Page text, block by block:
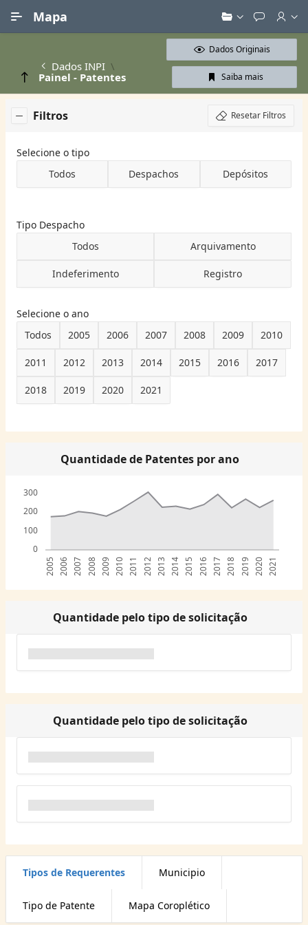
Mapa
Dados INPI
Painel - Patentes
Dados Originais
Saiba mais
Filtros Resetar Filtros
Selecione o tipo
Todos
Despachos Depósitos
Tipo Despacho
Todos
Arquivamento
Indeferimento Registro
Selecione o ano
Todos
2005 2006 2007 2008 2009 2010
2011 2012 2013 2014 2015 2016 2017
2018 2019 2020 2021
Quantidade de Patentes por ano
0
100
200
300
2005 2006 2007 2008 2009 2010 2011 2012 2013 2014 2015 2016 2017 2018 2019 2020 2021
Quantidade pelo tipo de solicitação
Quantidade pelo tipo de solicitação
Tipos de Requerentes Municipio
Tipo de Patente Mapa Coroplético